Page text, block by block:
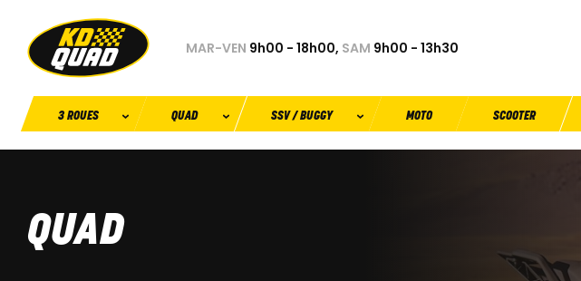
MAR-VEN 9h00 - 18h00, SAM 9h00 - 13h30
3 ROUES QUAD SSV / BUGGY MOTO SCOOTER
QUAD